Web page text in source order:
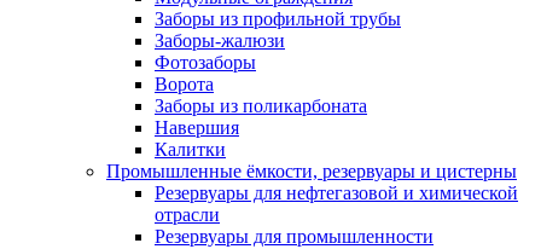
Заборы из профильной трубы
Заборы-жалюзи
Фотозаборы
Ворота
Заборы из поликарбоната
Навершия
Калитки
Промышленные ёмкости, резервуары и цистерны
Резервуары для нефтегазовой и химической
отрасли
Резервуары для промышленности